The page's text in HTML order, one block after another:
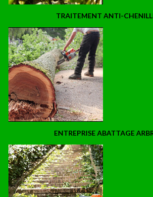
TRAITEMENT ANTI-
ENTREPRISE ABATTAGE